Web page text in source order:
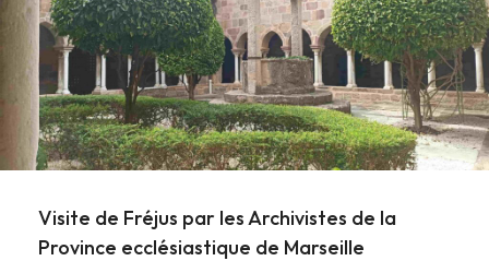
Visite de Fréjus par les Archivistes de la
Province ecclésiastique de Marseille